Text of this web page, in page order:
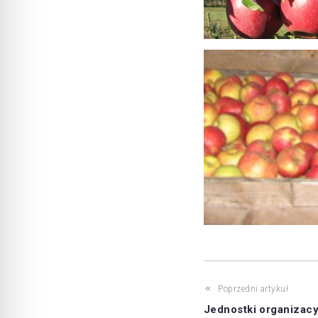
Poprzedni artykuł
Jednostki